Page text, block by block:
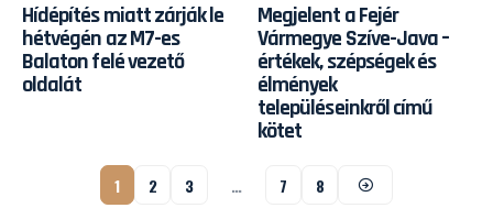
Hídépítés miatt zárják le
hétvégén az M7-es
Balaton felé vezető
oldalát
Megjelent a Fejér
Vármegye Szíve-Java –
értékek, szépségek és
élmények
településeinkről című
kötet
1 2 3 … 7 8